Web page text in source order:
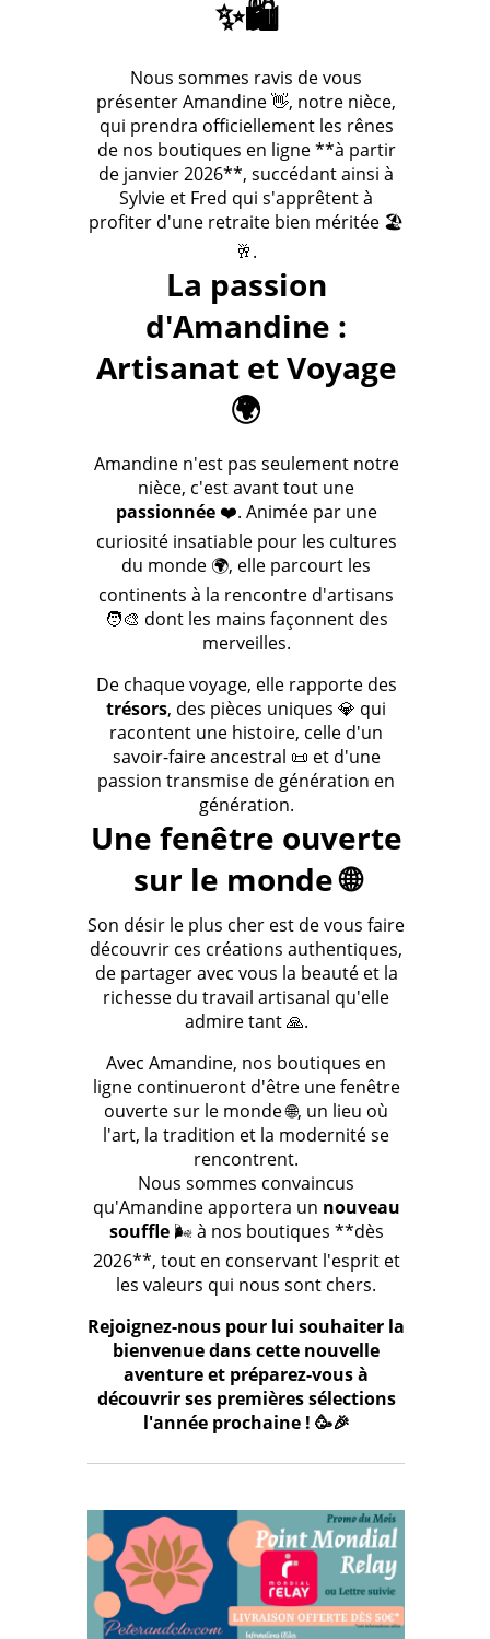
✨🛍️
Nous sommes ravis de vous
présenter Amandine 👋, notre nièce,
qui prendra officiellement les rênes
de nos boutiques en ligne **à partir
de janvier 2026**, succédant ainsi à
Sylvie et Fred qui s'apprêtent à
profiter d'une retraite bien méritée 🏖️
🥂.
La passion
d'Amandine :
Artisanat et Voyage
🌍
Amandine n'est pas seulement notre
nièce, c'est avant tout une
passionnée❤️. Animée par une
curiosité insatiable pour les cultures
du monde 🌍, elle parcourt les
continents à la rencontre d'artisans
🧑‍🎨 dont les mains façonnent des
merveilles.
De chaque voyage, elle rapporte des
trésors, des pièces uniques 💎 qui
racontent une histoire, celle d'un
savoir-faire ancestral 📜 et d'une
passion transmise de génération en
génération.
Une fenêtre ouverte
sur le monde 🌐
Son désir le plus cher est de vous faire
découvrir ces créations authentiques,
de partager avec vous la beauté et la
richesse du travail artisanal qu'elle
admire tant 🙏.
Avec Amandine, nos boutiques en
ligne continueront d'être une fenêtre
ouverte sur le monde 🌐, un lieu où
l'art, la tradition et la modernité se
rencontrent.
Nous sommes convaincus
qu'Amandine apportera un nouveau
souffle🌬️ à nos boutiques **dès
2026**, tout en conservant l'esprit et
les valeurs qui nous sont chers.
Rejoignez-nous pour lui souhaiter la
bienvenue dans cette nouvelle
aventure et préparez-vous à
découvrir ses premières sélections
l'année prochaine ! 🥳🎉